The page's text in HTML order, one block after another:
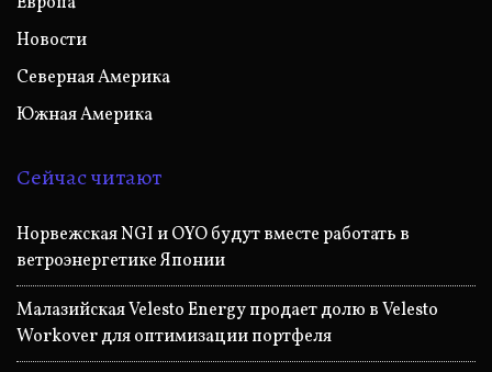
Новости
Северная Америка
Южная Америка
Сейчас читают
Норвежская NGI и OYO будут вместе работать в
ветроэнергетике Японии
Малазийская Velesto Energy продает долю в Velesto
Workover для оптимизации портфеля